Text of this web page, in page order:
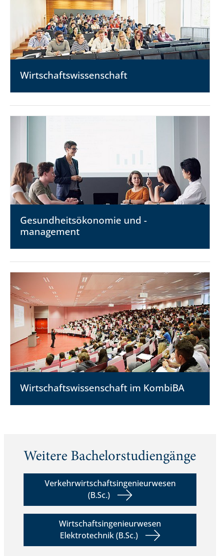
Wirtschafts­wissenschaft
Gesundheits­ökonomie und -
management
Wirtschafts­wissenschaft im KombiBA
Weitere Bachelorstudiengänge
Verkehrwirtschaftsingenieurwesen
(B.Sc.)
Wirtschaftsingenieurwesen
Elektrotechnik (B.Sc.)